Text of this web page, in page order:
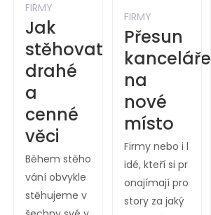
FIRMY
Jak
stěhovat
drahé
a
cenné
věci
Během stěho
vání obvykle
stěhujeme v
FIRMY
Přesun
kanceláře
na
nové
místo
Firmy nebo i l
idé, kteří si pr
onajímají pro
story za jaký